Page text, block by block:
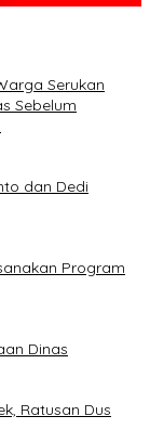
Serukan
Sebelum
dan Dedi
Program
Dinas
Ratusan Dus